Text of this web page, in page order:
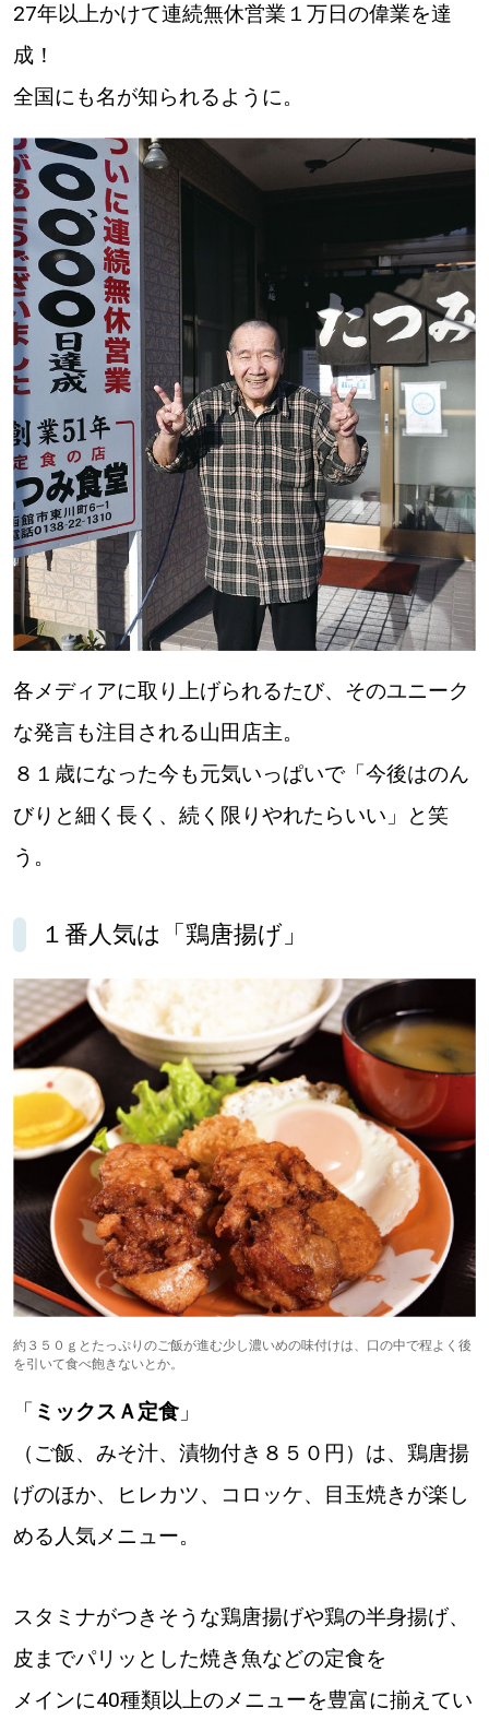
北海道で暮らす、あなたとつくる、
明日への”きっかけ”WEBマガジン
パートナーメディア Sitakkeパートナー
閉じる
Sitakke編集部あい
【いろんな価値観や生き方に触れたい】
【暮らしの知恵を身につけたい】
【札幌のお気に入りを見つけたい】
【道央のお気に入りを見つけたい】
【道北のお気に入りを見つけたい】
【道東のお気に入りを見つけたい】
27年以上かけて連続無休営業１万日の偉業を達
成！
全国にも名が知られるように。
各メディアに取り上げられるたび、そのユニーク
な発言も注目される山田店主。
８１歳になった今も元気いっぱいで「今後はのん
びりと細く長く、続く限りやれたらいい」と笑
う。
１番人気は「鶏唐揚げ」
約３５０ｇとたっぷりのご飯が進む少し濃いめの味付けは、口の中で程よく後
を引いて食べ飽きないとか。
「 ミックスＡ定食」
（ご飯、みそ汁、漬物付き８５０円）は、鶏唐揚
げのほか、ヒレカツ、コロッケ、目玉焼きが楽し
める人気メニュー。
スタミナがつきそうな鶏唐揚げや鶏の半身揚げ、
皮までパリッとした焼き魚などの定食を
メインに40種類以上のメニューを豊富に揃えてい